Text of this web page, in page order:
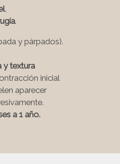
,
.
y párpados).
y textura
inicial
aparecer
a 1 año.